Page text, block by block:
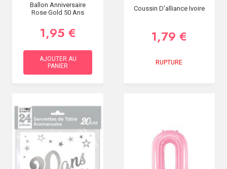
Ballon Anniversaire
Rose Gold 50 Ans
1,95 €
AJOUTER AU
PANIER
Coussin D'alliance Ivoire
1,79 €
RUPTURE